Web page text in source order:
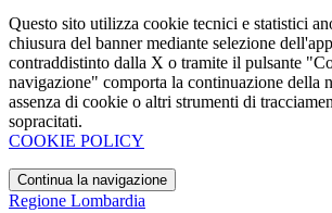
Questo sito utilizza cookie tecnici e statistici
chiusura del banner mediante selezione
contraddistinto dalla X o tramite il pulsante
navigazione" comporta la continuazione della
assenza di cookie o altri strumenti di
sopracitati.
COOKIE POLICY
Continua la navigazione
Regione Lombardia